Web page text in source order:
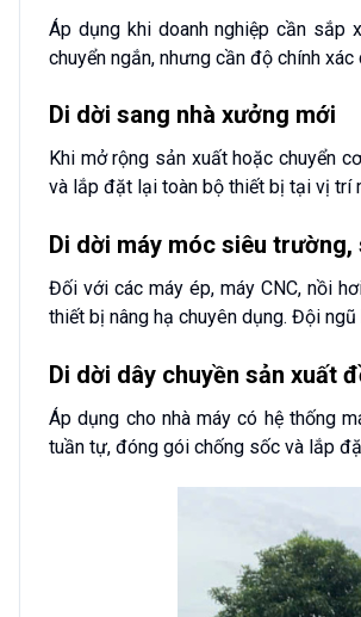
Áp dụng khi doanh nghiệp cần sắp
chuyển ngắn, nhưng cần độ chính
Di dời sang nhà xưởng mới
Khi mở rộng sản xuất hoặc chuyển
và lắp đặt lại toàn bộ thiết bị tại vị trí
Di dời máy móc siêu trường,
Đối với các máy ép, máy CNC, nồi
thiết bị nâng hạ chuyên dụng. Đội
Di dời dây chuyền sản xuất
Áp dụng cho nhà máy có hệ thống
tuần tự, đóng gói chống sốc và lắp